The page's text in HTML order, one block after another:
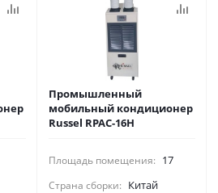
Промышленный
мобильный кондиционер
Russel RPAC-16H
Площадь помещения: 17
Страна сборки: Китай